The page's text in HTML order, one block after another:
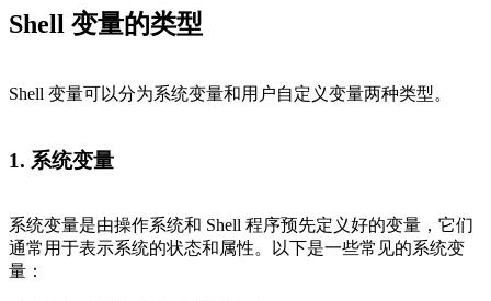
Shell 变量的类型
Shell 变量可以分为系统变量和用户自定义变量两种类型。
1. 系统变量
系统变量是由操作系统和 Shell 程序预先定义好的变量，它们
通常用于表示系统的状态和属性。以下是一些常见的系统变
量：